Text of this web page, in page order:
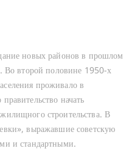
новых районов в прошлом
Во второй половине 1950-х
проживало в
начать
строительства. В
выражавшие советскую
и стандартными.